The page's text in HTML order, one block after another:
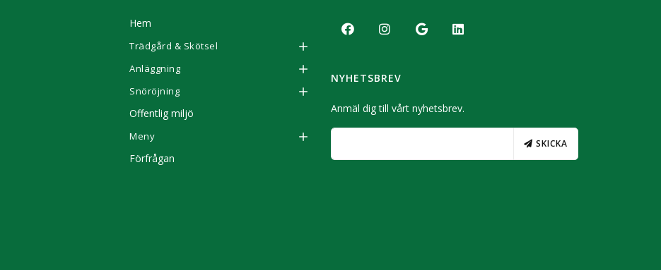
Hem
Trädgård & Skötsel
Anläggning
Snöröjning
Offentlig miljö
Meny
Förfrågan
NYHETSBREV
Anmäl dig till vårt nyhetsbrev.
SKICKA